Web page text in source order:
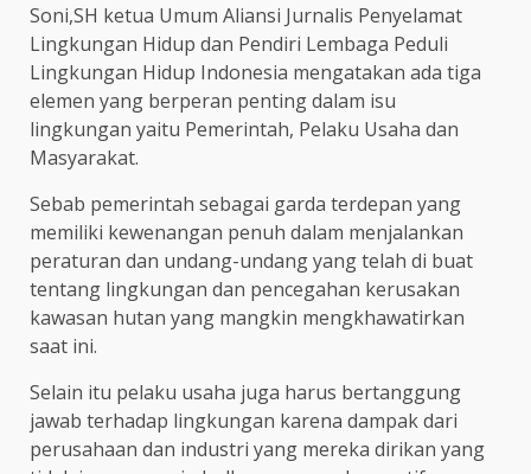
Soni,SH ketua Umum Aliansi Jurnalis Penyelamat
Lingkungan Hidup dan Pendiri Lembaga Peduli
Lingkungan Hidup Indonesia mengatakan ada tiga
elemen yang berperan penting dalam isu
lingkungan yaitu Pemerintah, Pelaku Usaha dan
Masyarakat.
Sebab pemerintah sebagai garda terdepan yang
memiliki kewenangan penuh dalam menjalankan
peraturan dan undang-undang yang telah di buat
tentang lingkungan dan pencegahan kerusakan
kawasan hutan yang mangkin mengkhawatirkan
saat ini.
Selain itu pelaku usaha juga harus bertanggung
jawab terhadap lingkungan karena dampak dari
perusahaan dan industri yang mereka dirikan yang